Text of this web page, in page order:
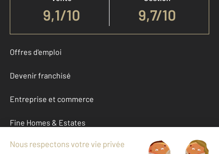
9,1/10 9,7/10
Offres d'emploi
Devenir franchisé
Entreprise et commerce
Fine Homes & Estates
À propos